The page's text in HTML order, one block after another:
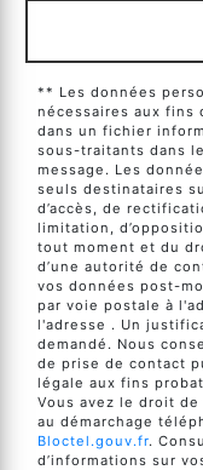
** Les données
nécessaires aux fins
dans un fichier
sous-traitants dans
message. Les
seuls destinataires
d’accès, de
limitation,
tout moment et du
d’une autorité de
vos données post-
par voie postale à
l'adresse . Un
demandé. Nous
de prise de contact
légale aux fins
Vous avez le droit
au démarchage
Bloctel.gouv.fr.
d’informations sur